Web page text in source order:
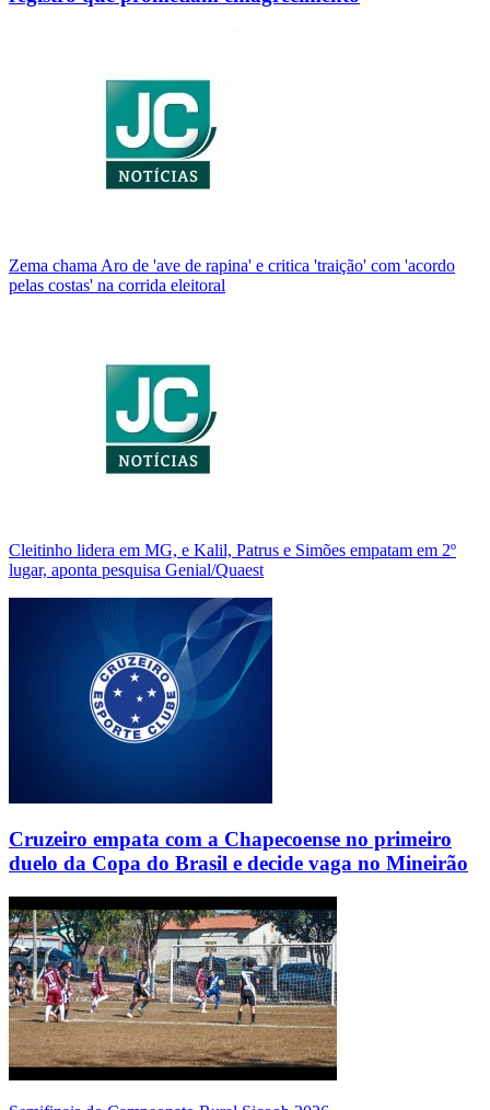
Zema chama Aro de 'ave de rapina' e critica 'traição' com 'acordo
pelas costas' na corrida eleitoral
Cleitinho lidera em MG, e Kalil, Patrus e Simões empatam em 2º
lugar, aponta pesquisa Genial/Quaest
Cruzeiro empata com a Chapecoense no primeiro
duelo da Copa do Brasil e decide vaga no Mineirão